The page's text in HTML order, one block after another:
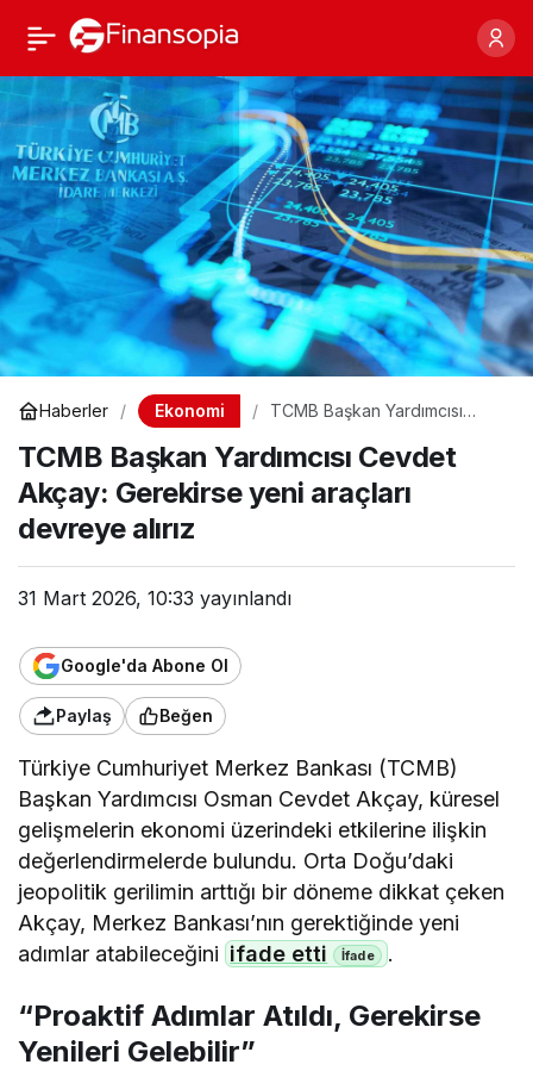
Haberler Ekonomi
TCMB Başkan Yardımcısı
yeni araçları devreye alırız
TCMB Başkan Yardımcısı Cevdet
Akçay: Gerekirse yeni araçları
devreye alırız
31 Mart 2026, 10:33 yayınlandı
Google'da Abone Ol
Paylaş Beğen
Türkiye Cumhuriyet Merkez Bankası (TCMB)
Başkan Yardımcısı Osman Cevdet Akçay, küresel
gelişmelerin ekonomi üzerindeki etkilerine ilişkin
değerlendirmelerde bulundu. Orta Doğu’daki
jeopolitik gerilimin arttığı bir döneme dikkat çeken
Akçay, Merkez Bankası’nın gerektiğinde yeni
adımlar atabileceğini ifade etti .
“Proaktif Adımlar Atıldı, Gerekirse
Yenileri Gelebilir”
TCMB Başkan
Yardımcısı Cevdet
Akçay: Gerekirse yeni
araçları devreye alırız
Paylaş